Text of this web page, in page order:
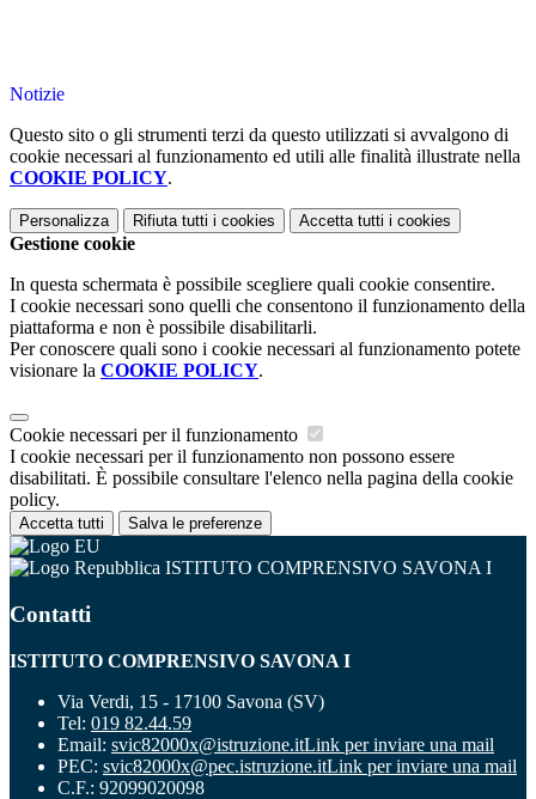
Notizie
Questo sito o gli strumenti terzi da questo utilizzati si avvalgono di
cookie necessari al funzionamento ed utili alle finalità illustrate nella
COOKIE POLICY.
Personalizza Rifiuta tutti i cookies Accetta tutti i cookies
Gestione cookie
In questa schermata è possibile scegliere quali cookie consentire.
I cookie necessari sono quelli che consentono il funzionamento della
piattaforma e non è possibile disabilitarli.
Per conoscere quali sono i cookie necessari al funzionamento potete
visionare la COOKIE POLICY.
Cookie necessari per il funzionamento
I cookie necessari per il funzionamento non possono essere
disabilitati. È possibile consultare l'elenco nella pagina della cookie
policy.
Accetta tutti Salva le preferenze
ISTITUTO COMPRENSIVO SAVONA I
Contatti
ISTITUTO COMPRENSIVO SAVONA I
Via Verdi, 15 - 17100 Savona (SV)
Tel: 019 82.44.59
Email: svic82000x@istruzione.itLink per inviare una mail
PEC: svic82000x@pec.istruzione.itLink per inviare una mail
C.F.: 92099020098